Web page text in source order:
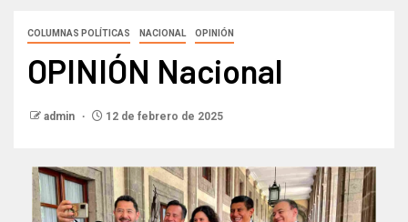
COLUMNAS POLÍTICAS NACIONAL OPINIÓN
OPINIÓN Nacional
admin 12 de febrero de 2025